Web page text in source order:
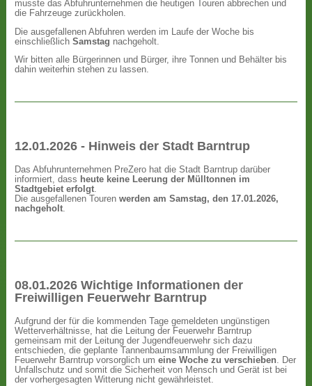
musste das Abfuhrunternehmen die heutigen Touren abbrechen und
die Fahrzeuge zurückholen.
Die ausgefallenen Abfuhren werden im Laufe der Woche bis
einschließlichSamstag nachgeholt.
Wir bitten alle Bürgerinnen und Bürger, ihre Tonnen und Behälter bis
dahin weiterhin stehen zu lassen.
12.01.2026 - Hinweis der Stadt Barntrup
Das Abfuhrunternehmen PreZero hat die Stadt Barntrup darüber
informiert, dass heute keine Leerung der Mülltonnen im
Stadtgebiet erfolgt.
Die ausgefallenen Tourenwerden am Samstag, den 17.01.2026,
nachgeholt.
08.01.2026 Wichtige Informationen der
Freiwilligen Feuerwehr Barntrup
Aufgrund der für die kommenden Tage gemeldeten ungünstigen
Wetterverhältnisse, hat die Leitung der Feuerwehr Barntrup
gemeinsam mit der Leitung der Jugendfeuerwehr sich dazu
entschieden, die geplante Tannenbaumsammlung der Freiwilligen
Feuerwehr Barntrup vorsorglich umeine Woche zu verschieben. Der
Unfallschutz und somit die Sicherheit von Mensch und Gerät ist bei
der vorhergesagten Witterung nicht gewährleistet.